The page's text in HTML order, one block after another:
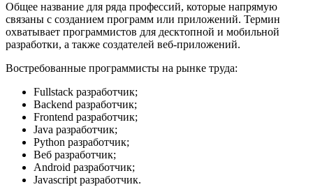
Общее название для ряда профессий, которые напрямую
связаны с созданием программ или приложений. Термин
охватывает программистов для десктопной и мобильной
разработки, а также создателей веб-приложений.
Востребованные программисты на рынке труда:
Fullstack разработчик;
Backend разработчик;
Frontend разработчик;
Java разработчик;
Python разработчик;
Веб разработчик;
Android разработчик;
Javascript разработчик.